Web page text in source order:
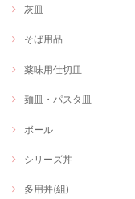
灰皿
そば用品
薬味用仕切皿
麺皿・パスタ皿
ボール
シリーズ丼
多用丼(組)